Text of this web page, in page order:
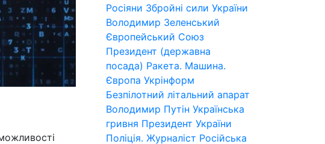
Росіяни Збройні сили України
Володимир Зеленський
Європейський Союз
Президент (державна
посада) Ракета. Машина.
Європа Укрінформ
Безпілотний літальний апарат
Володимир Путін Українська
гривня Президент України
Поліція. Журналіст Російська